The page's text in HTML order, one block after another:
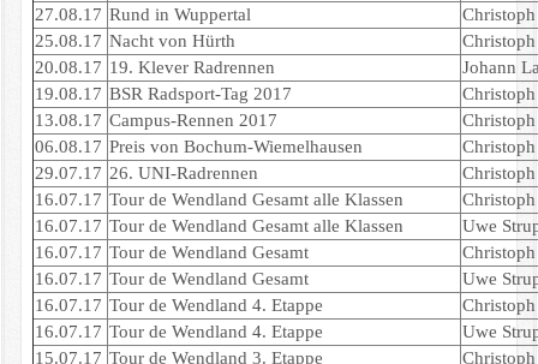
27.08.17 Rund in Wuppertal
25.08.17 Nacht von Hürth
20.08.17 19. Klever Radrennen
Johann
19.08.17 BSR Radsport-Tag 2017
13.08.17 Campus-Rennen 2017
06.08.17 Preis von Bochum-Wiemelhausen
29.07.17 26. UNI-Radrennen
16.07.17 Tour de Wendland Gesamt alle Klassen
16.07.17 Tour de Wendland Gesamt alle Klassen
Uwe
16.07.17 Tour de Wendland Gesamt
16.07.17 Tour de Wendland Gesamt
Uwe
16.07.17 Tour de Wendland 4. Etappe
16.07.17 Tour de Wendland 4. Etappe
Uwe
15.07.17 Tour de Wendland 3. Etappe